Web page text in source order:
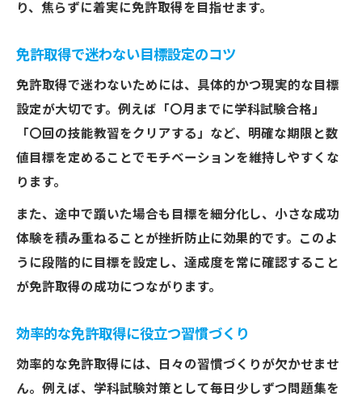
り、焦らずに着実に免許取得を目指せます。
免許取得で迷わない目標設定のコツ
免許取得で迷わないためには、具体的かつ現実的な目標
設定が大切です。例えば「〇月までに学科試験合格」
「〇回の技能教習をクリアする」など、明確な期限と数
値目標を定めることでモチベーションを維持しやすくな
ります。
また、途中で躓いた場合も目標を細分化し、小さな成功
体験を積み重ねることが挫折防止に効果的です。このよ
うに段階的に目標を設定し、達成度を常に確認すること
が免許取得の成功につながります。
効率的な免許取得に役立つ習慣づくり
効率的な免許取得には、日々の習慣づくりが欠かせませ
ん。例えば、学科試験対策として毎日少しずつ問題集を